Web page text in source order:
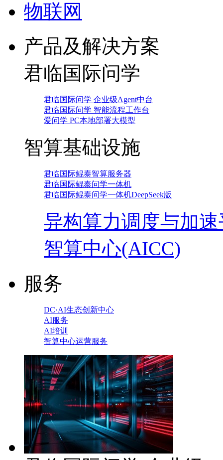
物联网
产品及解决方案
君临国际问学
君临国际问学 企业级Agent中台
君临国际问学 智能流程工作台
爱问学 PC本地部署大模型
智算基础设施
君临国际鲲泰智算服务器
君临国际鲲泰问学一体机
君临国际鲲泰问学一体机DeepSeek版
异构算力调度与加
智算中心(AICC)
服务
DC·AI生态创新中心
AI服务
AI培训
智算中心运营服务